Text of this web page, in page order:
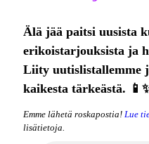
Älä jää paitsi uusista
erikoistarjouksista ja
Liity uutislistallemme
kaikesta tärkeästä.
Emme lähetä roskapostia! Lue
lisätietoja.